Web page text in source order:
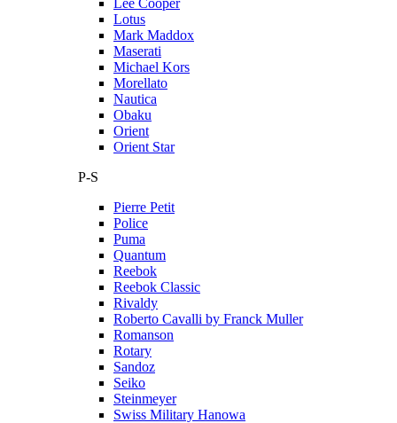
Lee Cooper
Lotus
Mark Maddox
Maserati
Michael Kors
Morellato
Nautica
Obaku
Orient
Orient Star
P-S
Pierre Petit
Police
Puma
Quantum
Reebok
Reebok Classic
Rivaldy
Roberto Cavalli by Franck Muller
Romanson
Rotary
Sandoz
Seiko
Steinmeyer
Swiss Military Hanowa